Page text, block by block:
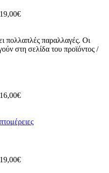
19,00€
πολλαπλές παραλλαγές. Οι
στη σελίδα του προϊόντος /
16,00€
19,00€